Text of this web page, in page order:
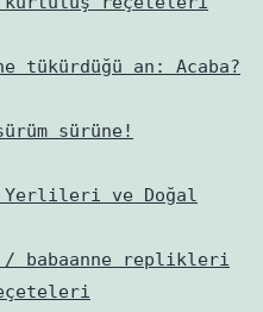
an: Acaba?
sürüne!
Yerlileri ve Doğal
/ babaanne replikleri